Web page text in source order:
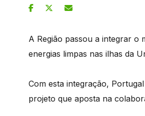
A Região passou a integrar o
energias limpas nas ilhas da
Com esta integração,
projeto que aposta na